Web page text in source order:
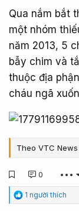
Qua nắm bắt
một nhóm
năm 2013, 5
bẫy chim và
thuộc địa
cháu ngã
Theo VTC News
0 •••
C
ả
1 người thích